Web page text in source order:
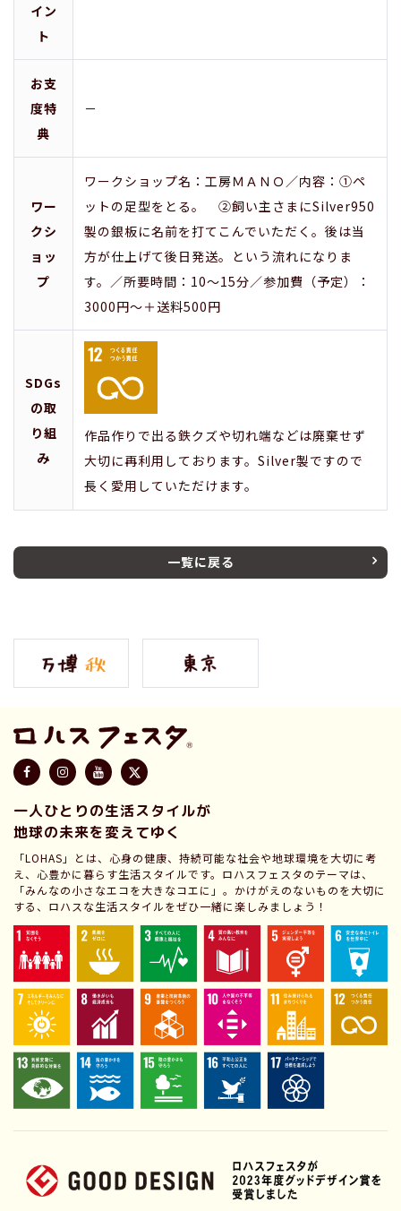
イン
ト
お支
度特
典
－
ワー
クシ
ョッ
プ
ワークショップ名：工房ＭＡＮＯ／内容：①ペ
ットの足型をとる。 ②飼い主さまにSilver950
製の銀板に名前を打てこんでいただく。後は当
方が仕上げて後日発送。という流れになりま
す。／所要時間：10～15分／参加費（予定）：
3000円～＋送料500円
SDGs
の取
り組
み
作品作りで出る鉄クズや切れ端などは廃棄せず
大切に再利用しております。Silver製ですので
長く愛用していただけます。
一覧に戻る
一人ひとりの生活スタイルが
地球の未来を変えてゆく
「LOHAS」とは、心身の健康、持続可能な社会や地球環境を大切に考
え、心豊かに暮らす生活スタイルです。ロハスフェスタのテーマは、
「みんなの小さなエコを大きなコエに」。かけがえのないものを大切に
する、ロハスな生活スタイルをぜひ一緒に楽しみましょう！